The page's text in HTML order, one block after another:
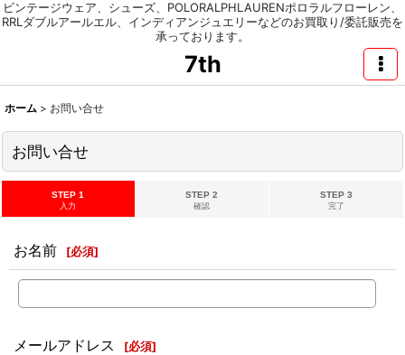
ビンテージウェア、シューズ、POLORALPHLAURENポロラルフローレン、
RRLダブルアールエル、インディアンジュエリーなどのお買取り/委託販売を
承っております。
7th
ホーム > お問い合せ
お問い合せ
STEP 1
入力
STEP 2
確認
STEP 3
完了
お名前 [必須]
メールアドレス [必須]